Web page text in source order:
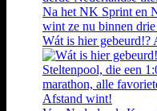
Wát is hier gebeurd!?